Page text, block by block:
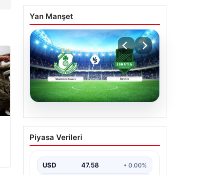
Yan Manşet
Açık Hava Mimarisinde
Kalite ve bahçe mutfağı
Piyasa Verileri
USD 47.58 • 0.00%